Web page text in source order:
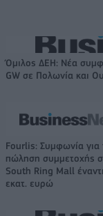
Όμιλος ΔΕΗ: Νέα
GW σε Πολωνία και
Fourlis: Συμφωνία για
πώληση συμμετοχής
South Ring Mall
εκατ. ευρώ